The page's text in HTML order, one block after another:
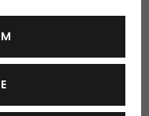
86,00 €